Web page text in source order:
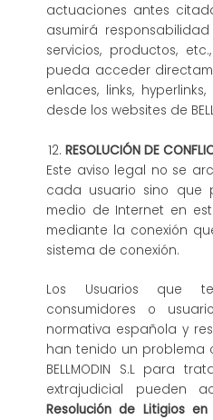
actuaciones antes
asumirá
servicios, productos,
pueda acceder
enlaces, links,
desde los websites de
RESOLUCIÓN DE
Este aviso legal no se
cada usuario sino que
medio de Internet en
mediante la conexión
sistema de conexión.
Los Usuarios que
consumidores o
normativa española y
han tenido un problema
BELLMODIN S.L para
extrajudicial
Resolución de Litigios en